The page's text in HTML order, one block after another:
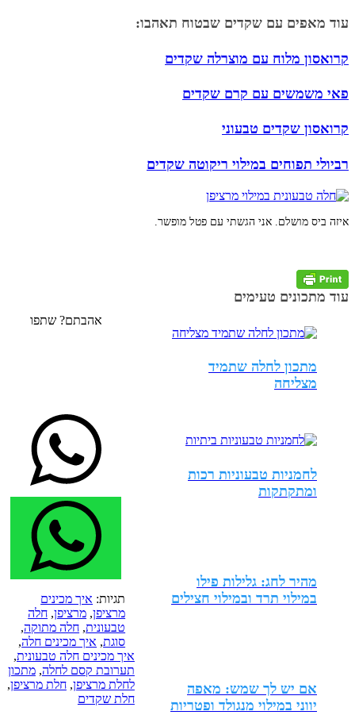
עוד מאפים עם שקדים שבטוח תאהבו:
קרואסון מלוח עם מוצרלה שקדים
פאי משמשים עם קרם שקדים
קרואסון שקדים טבעוני
רביולי תפוחים במילוי ריקוטה שקדים
איזה ביס מושלם. אני הגשתי עם פטל מופשר.
עוד מתכונים טעימים
מתכון לחלה שתמיד
מצליחה
לחמניות טבעוניות רכות
ומתקתקות
מהיר לחג: גלילות פילו
במילוי תרד ובמילוי חצילים
אם יש לך שמש: מאפה
יווני במילוי מנגולד ופטריות
אהבתם? שתפו
תגיות: איך מכינים
מרציפן, מרציפן, חלה
טבעונית, חלה מתוקה,
סוגת, איך מכינים חלה,
איך מכינים חלה טבעונית,
תערובת קסם לחלה,מתכון
לחלת מרציפן,חלת מרציפן,
חלת שקדים